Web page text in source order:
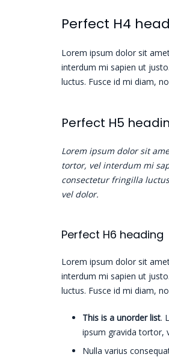
Perfect H4
Lorem ipsum dolor sit
interdum mi sapien ut
luctus. Fusce id mi diam,
Perfect H5
Lorem ipsum dolor sit
tortor, vel interdum mi
consectetur fringilla
vel dolor.
Perfect H6 heading
Lorem ipsum dolor sit
interdum mi sapien ut
luctus. Fusce id mi diam,
This is a unorder list.
ipsum gravida tortor,
Nulla varius